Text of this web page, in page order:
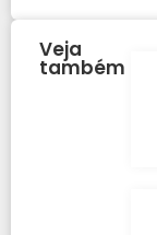
Veja
também